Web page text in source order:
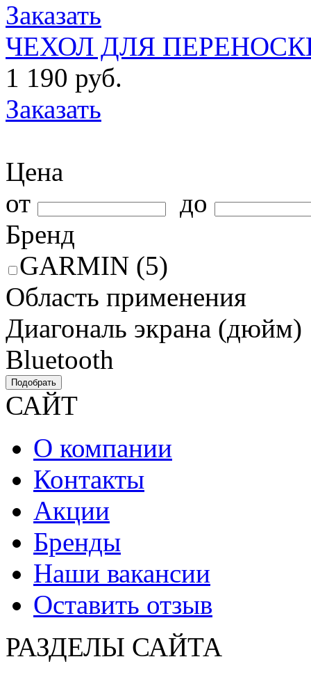
Заказать
ЧЕХОЛ ДЛЯ ПЕРЕНОСКИ
1 190 руб.
Заказать
Цена
от
до
Бренд
GARMIN (5)
Область применения
Диагональ экрана (дюйм)
Bluetooth
Подобрать
САЙТ
О компании
Контакты
Акции
Бренды
Наши вакансии
Оставить отзыв
РАЗДЕЛЫ САЙТА